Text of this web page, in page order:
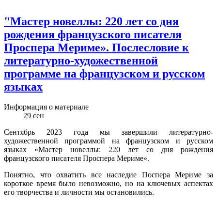
"Мастер новеллы: 220 лет со дня
рождения французского писателя
Проспера Мериме». Послесловие к
литературно-художественной
программе на французском и русском
языках
Информация о материале
29 сен
Сентябрь 2023 года мы завершили литературно-
художественной программой на французском и русском
языках «Мастер новеллы: 220 лет со дня рождения
французского писателя Проспера Мериме».
Понятно, что охватить все наследие Поспера Мериме за
короткое время было невозможно, но на ключевых аспектах
его творчества и личности мы остановились.